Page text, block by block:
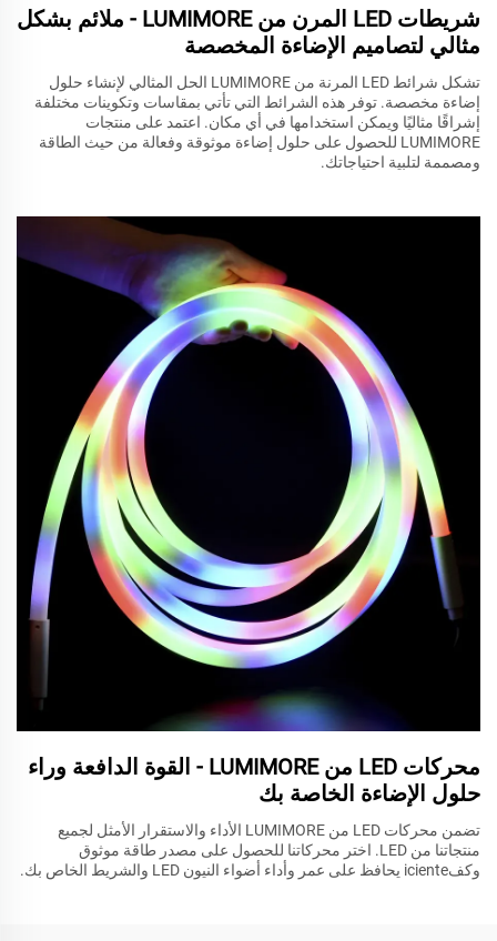
شريطات LED المرن من LUMIMORE - ملائم بشكل
مثالي لتصاميم الإضاءة المخصصة
تشكل شرائط LED المرنة من LUMIMORE الحل المثالي لإنشاء حلول
إضاءة مخصصة. توفر هذه الشرائط التي تأتي بمقاسات وتكوينات مختلفة
إشراقًا مثاليًا ويمكن استخدامها في أي مكان. اعتمد على منتجات
LUMIMORE للحصول على حلول إضاءة موثوقة وفعالة من حيث الطاقة
ومصممة لتلبية احتياجاتك.
محركات LED من LUMIMORE - القوة الدافعة وراء
حلول الإضاءة الخاصة بك
تضمن محركات LED من LUMIMORE الأداء والاستقرار الأمثل لجميع
منتجاتنا من LED. اختر محركاتنا للحصول على مصدر طاقة موثوق
وكفiciente يحافظ على عمر وأداء أضواء النيون LED والشريط الخاص بك.